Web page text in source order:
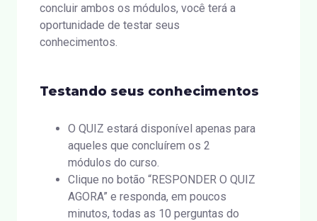
concluir ambos os módulos, você terá a
oportunidade de testar seus
conhecimentos.
Testando seus conhecimentos
O QUIZ estará disponível apenas para
aqueles que concluírem os 2
módulos do curso.
Clique no botão “RESPONDER O QUIZ
AGORA” e responda, em poucos
minutos, todas as 10 perguntas do